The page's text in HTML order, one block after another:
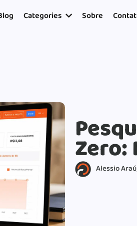
Categories Sobre
Zero:
Alessio